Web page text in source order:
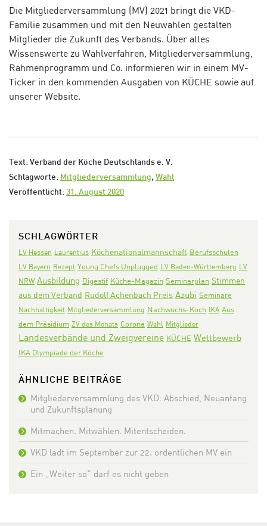
Die Mitgliederversammlung (MV) 2021 bringt die VKD-
Familie zusammen und mit den Neuwahlen gestalten
Mitglieder die Zukunft des Verbands. Über alles
Wissenswerte zu Wahlverfahren, Mitgliederversammlung,
Rahmenprogramm und Co. informieren wir in einem MV-
Ticker in den kommenden Ausgaben von KÜCHE sowie auf
unserer Website.
Text: Verband der Köche Deutschlands e. V.
Schlagworte: Mitgliederversammlung, Wahl
Veröffentlicht: 31. August 2020
SCHLAGWÖRTER
LV Hessen Laurentius Köchenationalmannschaft Berufsschulen
LV Bayern Rezept Young Chefs Unplugged LV Baden-Württemberg LV
NRW Ausbildung Digestif Küche-Magazin Seminarplan Stimmen
aus dem Verband Rudolf Achenbach Preis Azubi Seminare
Nachhaltigkeit Mitgliederversammlung Nachwuchs-Koch IKA Aus
dem Präsidium ZV des Monats Corona Wahl Mitglieder
Landesverbände und Zweigvereine KÜCHE Wettbewerb
IKA Olympiade der Köche
ÄHNLICHE BEITRÄGE
Mitgliederversammlung des VKD: Abschied, Neuanfang
und Zukunftsplanung
Mitmachen. Mitwählen. Mitentscheiden.
VKD lädt im September zur 22. ordentlichen MV ein
Ein „Weiter so“ darf es nicht geben